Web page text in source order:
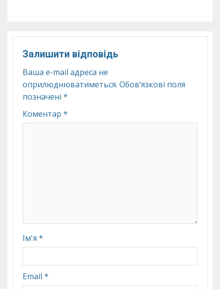
Залишити відповідь
Ваша e-mail адреса не
оприлюднюватиметься. Обов’язкові поля
позначені *
Коментар *
Ім'я *
Email *